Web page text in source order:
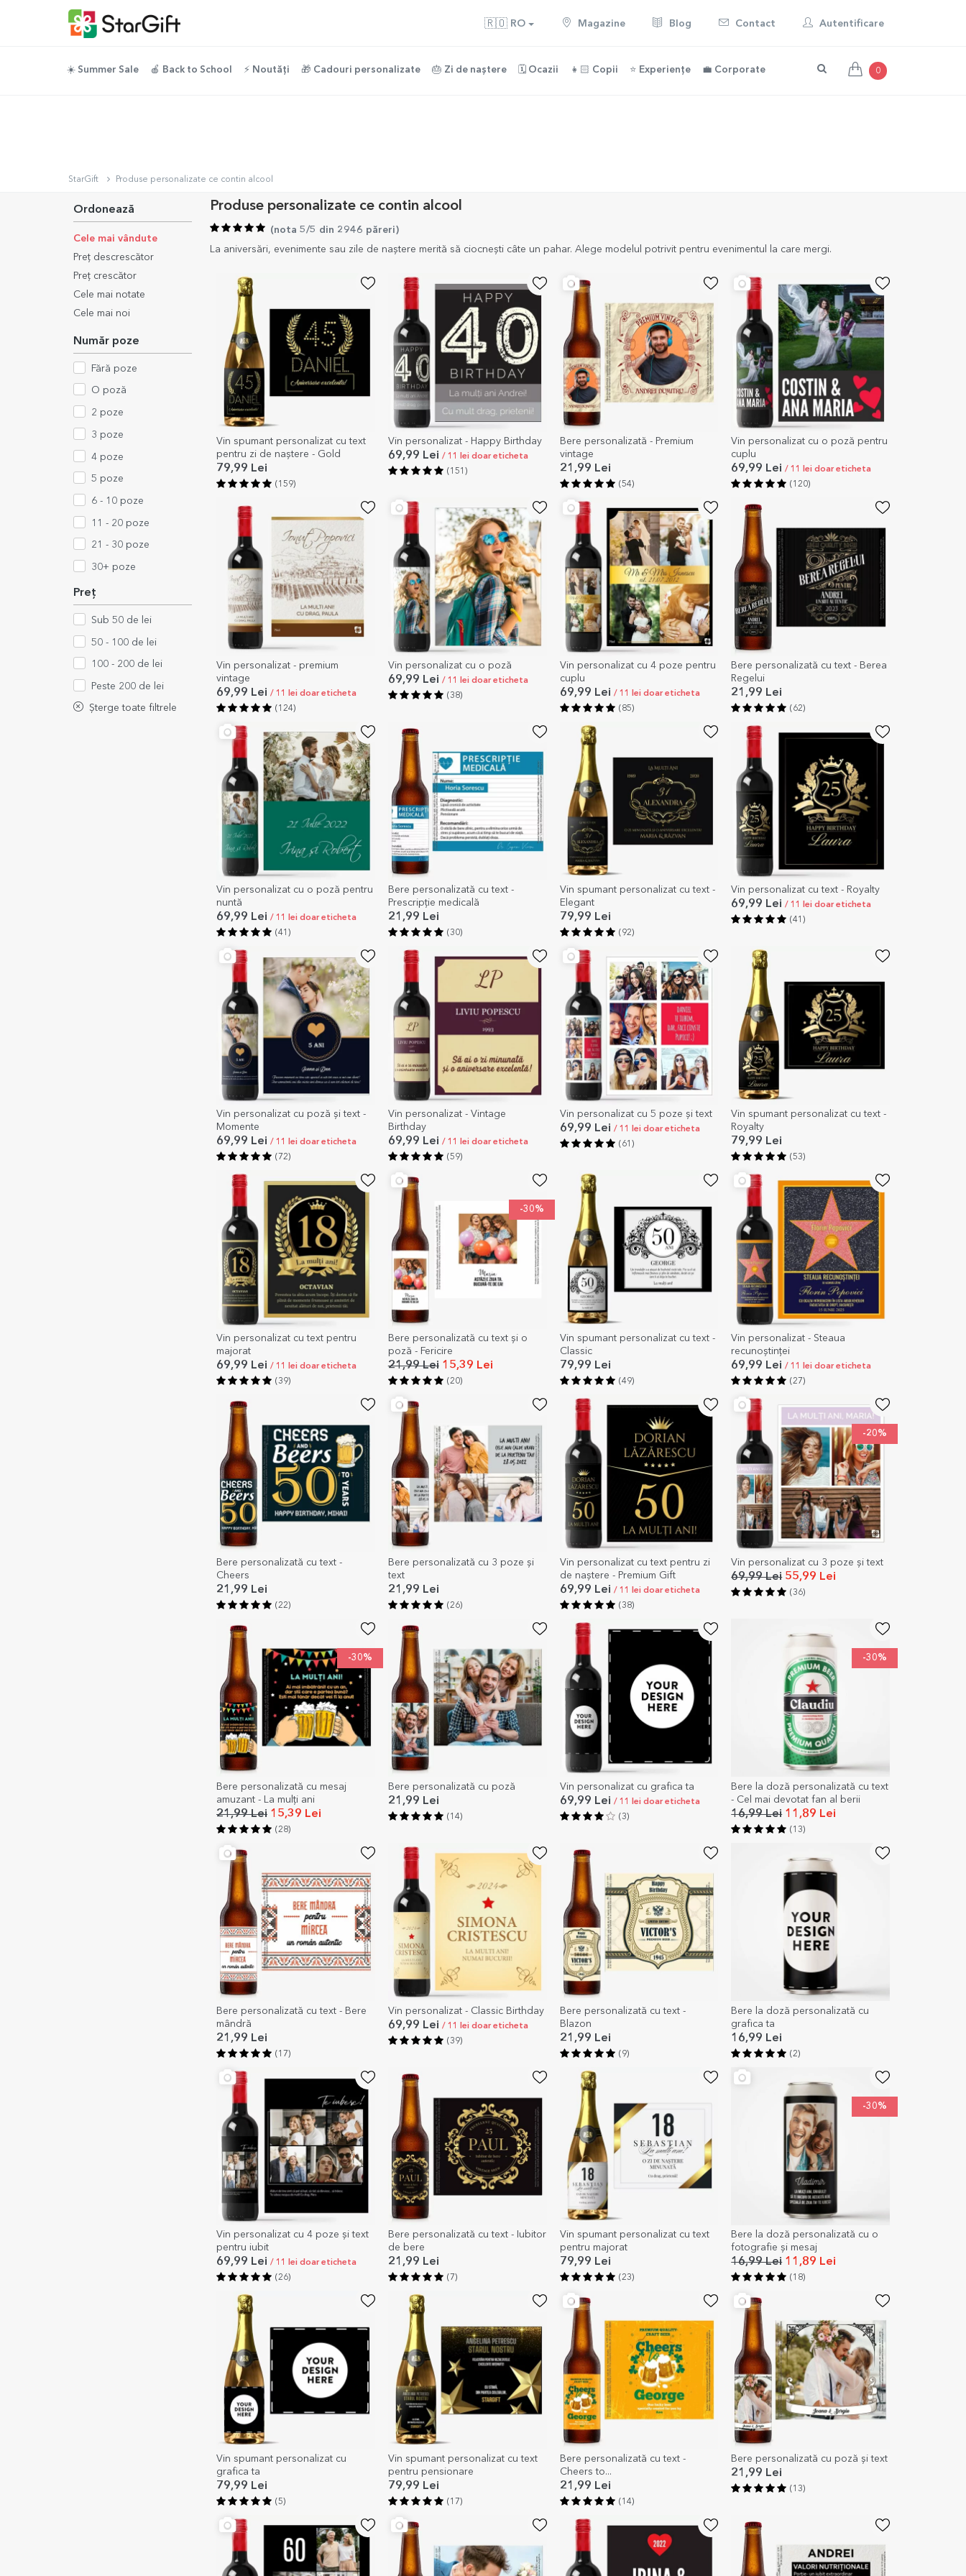
🇷🇴 RO Magazine Blog Contact Autentificare
☀️ Summer Sale 🍎 Back to School ⚡️ Noutăți 🎁 Cadouri personalizate 🎂 Zi de naștere 🗓️ Ocazii 👧🏻 Copii ⭐️ Experiențe 💼 Corporate 0
StarGift Produse personalizate ce contin alcool
Ordonează
Cele mai vândute
Preț descrescător
Preț crescător
Cele mai notate
Cele mai noi
Număr poze
Fără poze
O poză
2 poze
3 poze
4 poze
5 poze
6 - 10 poze
11 - 20 poze
21 - 30 poze
30+ poze
Preț
Sub 50 de lei
50 - 100 de lei
100 - 200 de lei
Peste 200 de lei
Șterge toate filtrele
Produse personalizate ce contin alcool
(nota 5/5 din 2946 păreri )
La aniversări, evenimente sau zile de naștere merită să ciocnești câte un pahar. Alege modelul potrivit pentru evenimentul la care mergi.
Vin spumant personalizat cu text
pentru zi de naștere - Gold
79,99 Lei
(159)
Vin personalizat - Happy Birthday
69,99 Lei / 11 lei doar eticheta
(151)
Bere personalizată - Premium
vintage
21,99 Lei
(54)
Vin personalizat cu o poză pentru
cuplu
69,99 Lei/ 11 lei doar eticheta
(120)
Vin personalizat - premium
vintage
69,99 Lei / 11 lei doar eticheta
(124)
Vin personalizat cu o poză
69,99 Lei / 11 lei doar eticheta
(38)
Vin personalizat cu 4 poze pentru
cuplu
69,99 Lei / 11 lei doar eticheta
(85)
Bere personalizată cu text - Berea
Regelui
21,99 Lei
(62)
Vin personalizat cu o poză pentru
nuntă
69,99 Lei / 11 lei doar eticheta
(41)
Bere personalizată cu text -
Prescripție medicală
21,99 Lei
(30)
Vin spumant personalizat cu text -
Elegant
79,99 Lei
(92)
Vin personalizat cu text - Royalty
69,99 Lei/ 11 lei doar eticheta
(41)
Vin personalizat cu poză și text -
Momente
69,99 Lei / 11 lei doar eticheta
(72)
Vin personalizat - Vintage
Birthday
69,99 Lei / 11 lei doar eticheta
(59)
Vin personalizat cu 5 poze și text
69,99 Lei / 11 lei doar eticheta
(61)
Vin spumant personalizat cu text -
Royalty
79,99 Lei
(53)
Vin personalizat cu text pentru
majorat
69,99 Lei / 11 lei doar eticheta
(39)
-30%
Bere personalizată cu text și o
poză - Fericire
21,99 Lei15,39 Lei
(20)
Vin spumant personalizat cu text -
Classic
79,99 Lei
(49)
Vin personalizat - Steaua
recunoștinței
69,99 Lei/ 11 lei doar eticheta
(27)
Bere personalizată cu text -
Cheers
21,99 Lei
(22)
Bere personalizată cu 3 poze și
text
21,99 Lei
(26)
Vin personalizat cu text pentru zi
de naștere - Premium Gift
69,99 Lei / 11 lei doar eticheta
(38)
-20%
Vin personalizat cu 3 poze și text
69,99 Lei55,99 Lei
(36)
-30%
Bere personalizată cu mesaj
amuzant - La mulți ani
21,99 Lei 15,39 Lei
(28)
Bere personalizată cu poză
21,99 Lei
(14)
Vin personalizat cu grafica ta
69,99 Lei / 11 lei doar eticheta
(3)
-30%
Bere la doză personalizată cu text
- Cel mai devotat fan al berii
16,99 Lei11,89 Lei
(13)
Bere personalizată cu text - Bere
mândră
21,99 Lei
(17)
Vin personalizat - Classic Birthday
69,99 Lei / 11 lei doar eticheta
(39)
Bere personalizată cu text -
Blazon
21,99 Lei
(9)
Bere la doză personalizată cu
grafica ta
16,99 Lei
(2)
Vin personalizat cu 4 poze și text
pentru iubit
69,99 Lei / 11 lei doar eticheta
(26)
Bere personalizată cu text - Iubitor
de bere
21,99 Lei
(7)
Vin spumant personalizat cu text
pentru majorat
79,99 Lei
(23)
-30%
Bere la doză personalizată cu o
fotografie și mesaj
16,99 Lei11,89 Lei
(18)
Vin spumant personalizat cu
grafica ta
79,99 Lei
(5)
Vin spumant personalizat cu text
pentru pensionare
79,99 Lei
(17)
Bere personalizată cu text -
Cheers to...
21,99 Lei
(14)
Bere personalizată cu poză și text
21,99 Lei
(13)